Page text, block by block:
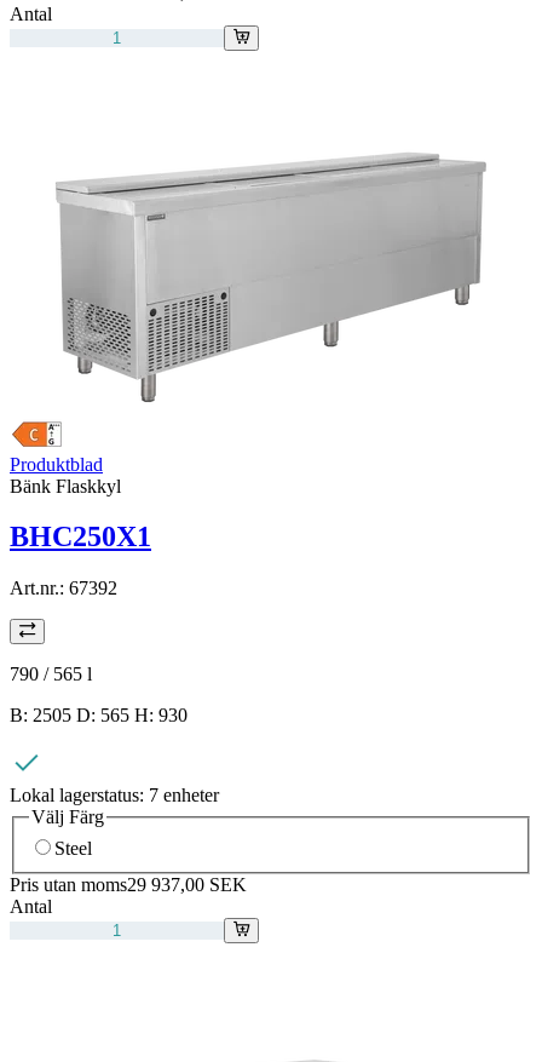
Antal
Produktblad
Bänk Flaskkyl
BHC250X1
Art.nr.: 67392
790 / 565 l
B: 2505 D: 565 H: 930
Lokal lagerstatus: 7 enheter
Välj Färg
Steel
Pris utan moms29 937,00 SEK
Antal